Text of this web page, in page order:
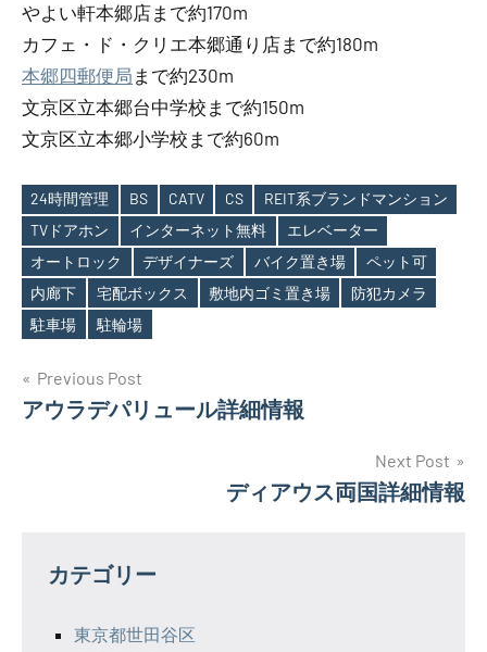
やよい軒本郷店まで約170m
カフェ・ド・クリエ本郷通り店まで約180m
本郷四郵便局 まで約230m
文京区立本郷台中学校まで約150m
文京区立本郷小学校まで約60m
Tags
24時間管理 BS CATV CS
REIT系ブランドマンション
TVドアホン
インターネット無料
エレベーター
オートロック
デザイナーズ バイク置き場
ペット可
内廊下
宅配ボックス 敷地内ゴミ置き場
防犯カメラ
駐車場
駐輪場
投
稿
ー
Previous Post
アウラデパリュール詳細情報
Next Post
ディアウス両国詳細情報
カテゴリー
東京都世田谷区